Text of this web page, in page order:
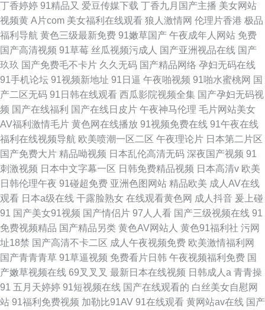
丁香婷婷 91精品又 爱豆传媒下载 丁香九月国产主播 美女网站
视频黄 A片com 美女福利在线观看 狼人激情网 伦理片香港 极品
福利导航 黄色三级最新免费 91嫩草国产 午夜成年人网站 免费
国产高清视频 91草莓 丝瓜视频污成人 国产亚洲视品在线 国产
玖玖 国产免费毛不卡片 久久无码 国产精品网络 孕妇无码在线
91手机论坛 91视频新地址 91日逼 午夜啪视频 91啪水蜜桃网 国
产二区无码 91日韩在线观看 西瓜影院视频全集 国产孕妇无码视
频 国产在线福利 国产在线日皮片 午夜神马伦理 毛片网站美女
AV福利激情毛片 黄色网在线播放 91视频免费在线 91午夜在线
福利在线视频导航 欧美喷潮一区二区 午夜理论片 日本第二片区
国产免费大片 精品呦视频 日本乱伦高清无码 深夜国产视频 91
刺激视频 日本中文字幕一区 日韩免费精品视频 日本高清v 欧美
日韩伦理午夜 91碰超免费 亚洲色图网站 精品欧美 成人AV在线
观看 日本a级在线 干露脸熟女 在线观看黄色网 成人抖音 爰上碰
91 国产美女91视频 国产情侣片 97人人看 国产三级视频在线 91
免费视频精品 国产精品另类 黄色AV网站人 黄色91福利社 污网
址18禁 国产高清不卡二区 成人午夜视频免费 欧美激情福利网
国产青青青草 91草逼视频 免费看片日韩 午夜视频福利免费 国
产嫩草视频在线 69叉叉叉 最新日本在线视频 日韩成人a 青青操
91 五月天婷婷 91短视频在线 国产在线观看的 白丝美女自慰网
站 91福利免费视频 加勒比91AV 91在线观看 黄网站av在线 国产